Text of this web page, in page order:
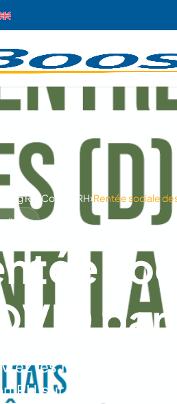
Blog RH ›Conseil RH›Rentée sociale
RH
par
les résultats de
RH sur leur vision de